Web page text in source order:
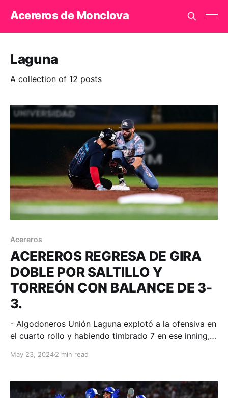
Acereros de Monclova
Laguna
A collection of 12 posts
Acereros
ACEREROS REGRESA DE GIRA
DOBLE POR SALTILLO Y
TORREÓN CON BALANCE DE 3-
3.
- Algodoneros Unión Laguna explotó a la ofensiva en
el cuarto rollo y habiendo timbrado 7 en ese inning,
con la serie. Torreón, Coahuila; 22 de mayo. Acereros
comarca lagunera donde los
May 23, 20242 min read